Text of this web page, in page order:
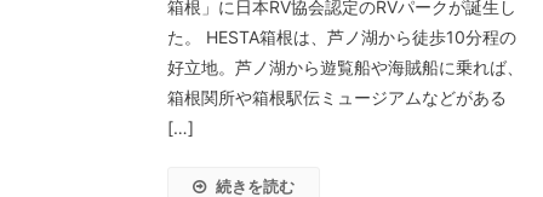
箱根」に日本RV協会認定のRVパークが誕生し
た。 HESTA箱根は、芦ノ湖から徒歩10分程の
好立地。芦ノ湖から遊覧船や海賊船に乗れば、
箱根関所や箱根駅伝ミュージアムなどがある
[…]
続きを読む